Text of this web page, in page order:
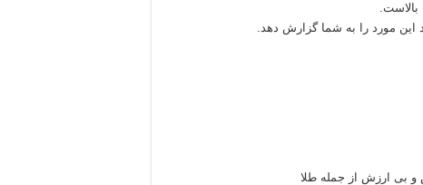
و بی ارزش از جمله طلا